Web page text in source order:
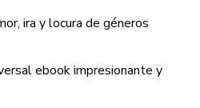
ira y locura de géneros
ebook impresionante y